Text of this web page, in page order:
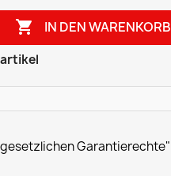
 IN DEN WARENKORB
Garantierechte"